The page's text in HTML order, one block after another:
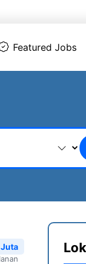
Featured Jobs